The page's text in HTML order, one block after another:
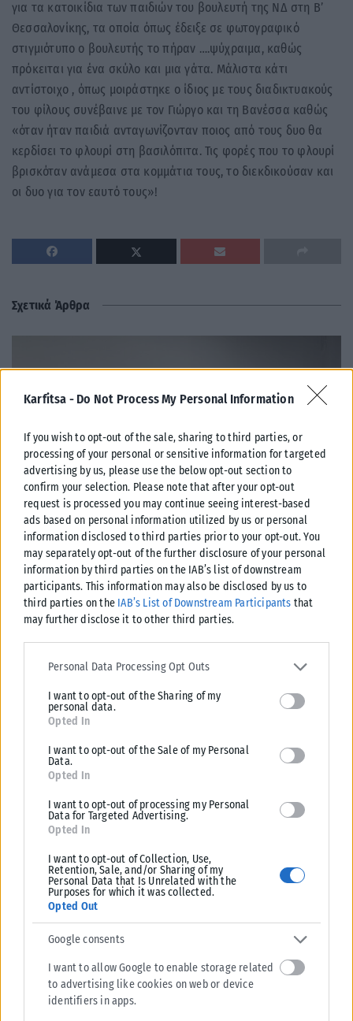
Karfitsa - Do Not Process My Personal Information
If you wish to opt-out of the sale, sharing to third parties, or
processing of your personal or sensitive information for targeted
advertising by us, please use the below opt-out section to
confirm your selection. Please note that after your opt-out
request is processed you may continue seeing interest-based
ads based on personal information utilized by us or personal
information disclosed to third parties prior to your opt-out. You
may separately opt-out of the further disclosure of your personal
information by third parties on the IAB’s list of downstream
participants. This information may also be disclosed by us to
third parties on the IAB’s List of Downstream Participants that
may further disclose it to other third parties.
Please note that this website/app uses one or more Google
services and may gather and store information including but not
deny consent to Google and its third-party tags to use your data
for below specified purposes in below Google consent section.
Personal Data Processing Opt Outs
I want to opt-out of the Sharing of my
personal data.
Opted In
I want to opt-out of the Sale of my Personal
Data.
Opted In
I want to opt-out of processing my Personal
Data for Targeted Advertising.
Opted In
I want to opt-out of Collection, Use,
Retention, Sale, and/or Sharing of my
Personal Data that Is Unrelated with the
Purposes for which it was collected.
Opted Out
Google consents
I want to allow Google to enable storage related
to advertising like cookies on web or device
identifiers in apps.
για τα κατοικίδια των παιδιών του βουλευτή της ΝΔ στη Β’
Θεσσαλονίκης, τα οποία όπως έδειξε σε φωτογραφικό
στιγμιότυπο ο βουλευτής το πήραν ….ψύχραιμα, καθώς
πρόκειται για ένα σκύλο και μια γάτα. Μάλιστα κάτι
αντίστοιχο , όπως μοιράστηκε ο ίδιος με τους διαδικτυακούς
του φίλους συνέβαινε με τον Γιώργο και τη Βανέσσα καθώς
«όταν ήταν παιδιά ανταγωνίζονταν ποιος από τους δυο θα
κερδίσει το φλουρί στη βασιλόπιτα. Τις φορές που το φλουρί
βρισκόταν ανάμεσα στα κομμάτια τους, το διεκδικούσαν και
οι δυο για τον εαυτό τους»!
Σχετικά Άρθρα
ΠΑΡΑΠΟΛΙΤΙΚΆ
Ένας έφυγε, ένας ήρθε στον Δ.Χαλκηδόνος
Ενώπιον του Δημάρχου Χαλκηδόνος, Σταύρου Αναγνωστόπουλου,
πραγματοποιήθηκε σήμερα η ορκωμοσία του Στυλιανού Τζουράκη, ο
οποίος αναλαμβάνει καθήκοντα συμβούλου της Τοπικής...
ΑΝΑΡΤΉΘΗΚΕ ΑΠΌKARFITSANEWS 04/08/2026
ΠΑΡΑΠΟΛΙΤΙΚΆ
Ένας παγκόσμιος πρωταθλητής στο πλευρό του Δ.Ασλανίδη
Μια συμπόρευση που έχει «άρωμα» πρωταθλητή πέτυχε ο δήμαρχος
Παύλου Μελά, Δημήτρης Ασλανίδης. Τι κι αν οι δημοτικές εκλογές
αργούν...